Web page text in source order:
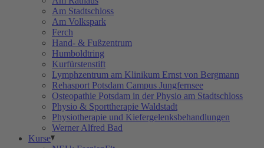
Am Stadtschloss
Am Volkspark
Ferch
Hand- & Fußzentrum
Humboldtring
Kurfürstenstift
Lymphzentrum am Klinikum Ernst von Bergmann
Rehasport Potsdam Campus Jungfernsee
Osteopathie Potsdam in der Physio am Stadtschloss
Physio & Sporttherapie Waldstadt
Physiotherapie und Kiefergelenksbehandlungen
Werner Alfred Bad
Kurse